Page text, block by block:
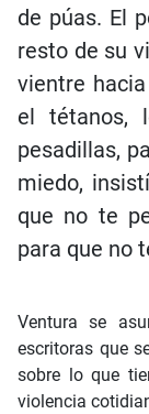
de púas. El
resto de su
vientre
el tétanos,
pesadillas,
miedo,
que no te
para que no
Ventura se
escritoras que
sobre lo que
violencia